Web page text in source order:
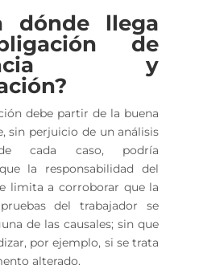
dónde llega
de
y
debe partir de la buena
sin perjuicio de un análisis
cada caso, podría
la responsabilidad del
limita a corroborar que la
del trabajador se
de las causales; sin que
por ejemplo, si se trata
alterado.